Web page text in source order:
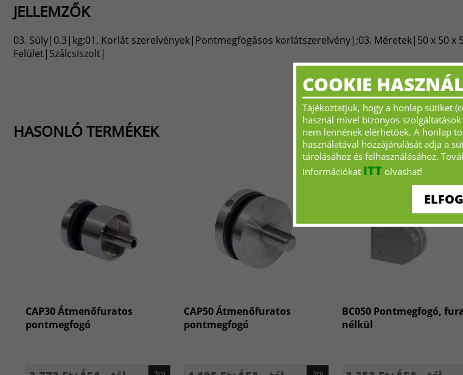
JELLEMZŐK
03. Súly|0.3|kg;01. Korlát szerelvények|Pontmegfogásos korlátszerelvény|;03. Méretek|50 x 50
Felület|Szálcsiszolt|
HASONLÓ TERMÉKEK
CAP30 Átmenőfuratos
pontmegfogó
CAP50 Átmenőfuratos
pontmegfogó
BC050 Pontmegfogó,
nélkül
COOKIE
Tájékoztatjuk, hogy a honlap sütiket
használ mivel bizonyos
nem lennének elérhetőek. A honlap
használatával hozzájárulását adja a
tárolásához és felhasználásához.
információkat ITT olvashat!